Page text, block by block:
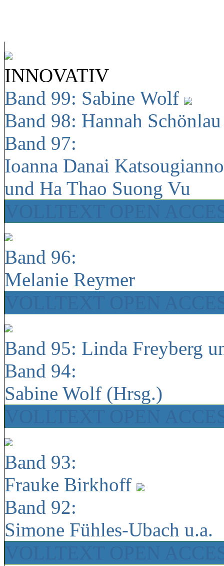
INNOVATIV
Band 99: Sabine Wolf
Band 98: Hannah
Band 97:
Ioanna Danai
und Ha Thao Suong Vu
Band 96:
Melanie Reymer
Band 95: Linda Freyberg
Band 94:
Sabine Wolf (Hrsg.)
Band 93:
Frauke Birkhoff
Band 92:
Simone Fühles-Ubach u.a.